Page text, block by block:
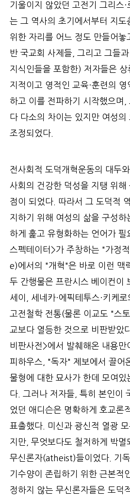
기울이지 않았던 고전기 그리스
는 그 역사의 초기에서부터 지도
위한 자리를 어느 정도 만들어
반 국교회 사제들, 그리고 그들
지식인들을 포함한) 저자들은
지적이고 영적인 교육·훈련의
하고 이를 전파하기 시작했으며,
다 다소의 차이는 있지만 여성의
조정되었다.
전사회적 도덕개혁운동의 대두
사회의 건강한 덕성을 지탱 위해
점이 되었다. 따라서 그 도덕적
지하기 위해 여성의 삶을 구성하
하게 훑고 유형화하는 언어가 필
스펙테이터>가 주창하는 "가정
e)에서의 "개혁"은 바로 이런 맥
두 간행물은 프란시스 베이컨이
세이, 세네카·에픽테투스·키케
고전철학 전통(물론 이교도 "스
교보다 열등한 것으로 비판받았
비판사전>에서 발췌해온 내용만
피하우스, "독자" 제보에서 끌어
물형에 대한 묘사가 한데 모여있
다. 그러나 저자들, 특히 본인이
었던 애디슨은 명확하게 호교론
표출했다. 미신과 광신적 열광
지만, 무엇보다도 철저하게 박멸
무신론자(atheist)들이었다. 기
기수양이 존립하기 위한 근본적
정하지 않는 무신론자들은 도덕